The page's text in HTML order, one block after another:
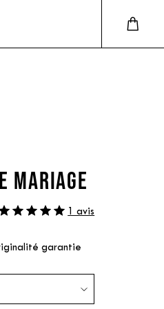
MARIAGE
1 avis
garantie